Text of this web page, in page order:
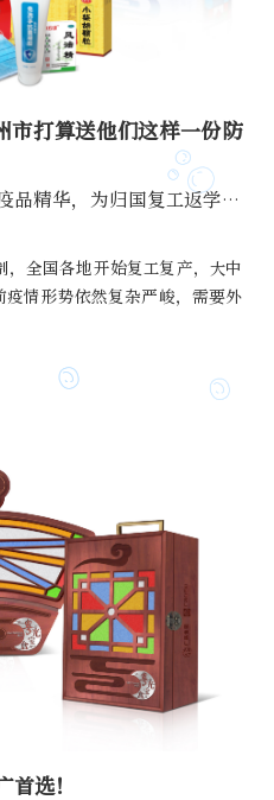
市打算送他们这样一份防
——粤光宝盒，浓缩广药防疫品精华，为归国复工返学保驾护航
，全国各地开始复工复产，大中
情形势依然复杂严峻，需要外
首选！